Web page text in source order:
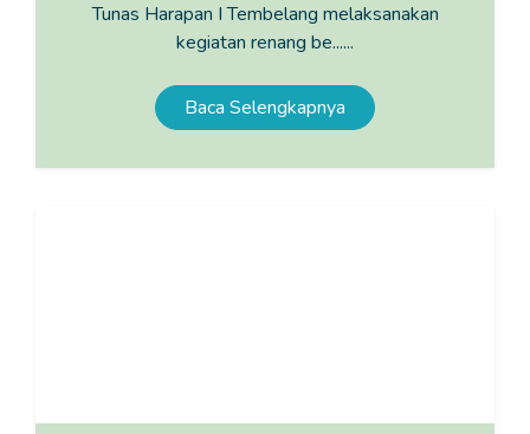
Tunas Harapan I Tembelang melaksanakan
kegiatan renang be......
Baca Selengkapnya